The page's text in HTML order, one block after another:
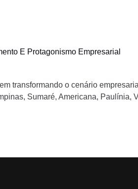
E Protagonismo Empresarial
transformando o cenário
Sumaré, Americana, Paulínia,